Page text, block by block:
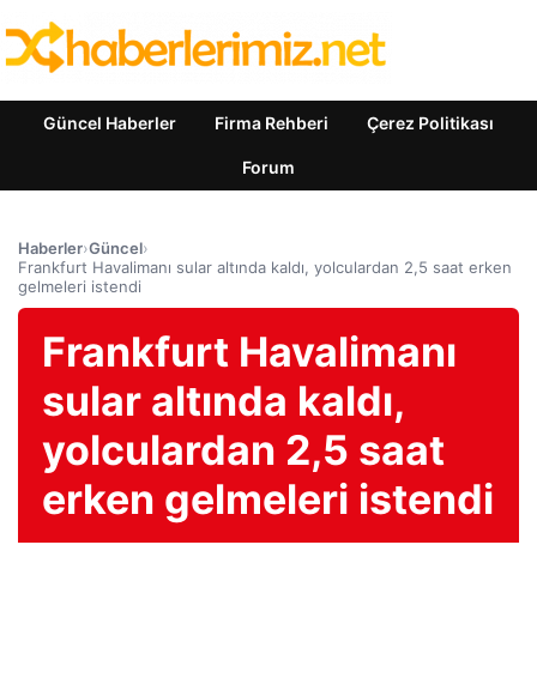
Güncel Haberler Firma Rehberi Çerez Politikası
Forum
Haberler›Güncel›
Frankfurt Havalimanı sular altında kaldı, yolculardan 2,5 saat erken
gelmeleri istendi
Frankfurt Havalimanı
sular altında kaldı,
yolculardan 2,5 saat
erken gelmeleri istendi